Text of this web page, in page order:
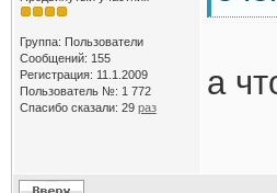
Группа: Пользователи
Сообщений: 155
Регистрация: 11.1.2009
Пользователь №: 1 772
Спасибо сказали: 29 раз
а